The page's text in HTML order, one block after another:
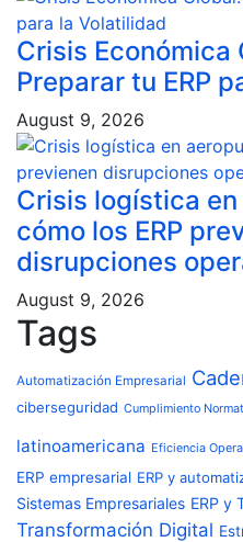
Crisis Económica
Preparar tu ERP
August 9, 2026
Crisis logística
cómo los ERP
disrupciones
August 9, 2026
Tags
Automatización Empresarial
ciberseguridad Cumplimiento
latinoamericana Eficiencia
ERP empresarial ERP y
Sistemas Empresariales ERP y
Transformación Digital